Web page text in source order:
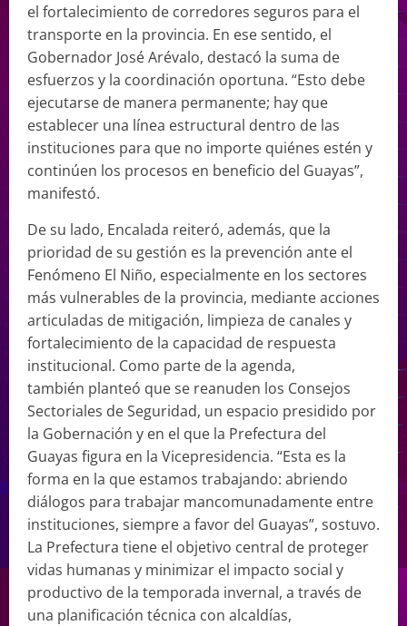
el fortalecimiento de corredores seguros para el
transporte en la provincia. En ese sentido, el
Gobernador José Arévalo, destacó la suma de
esfuerzos y la coordinación oportuna. “Esto debe
ejecutarse de manera permanente; hay que
establecer una línea estructural dentro de las
instituciones para que no importe quiénes estén y
continúen los procesos en beneficio del Guayas”,
manifestó.
De su lado, Encalada reiteró, además, que la
prioridad de su gestión es la prevención ante el
Fenómeno El Niño, especialmente en los sectores
más vulnerables de la provincia, mediante acciones
articuladas de mitigación, limpieza de canales y
fortalecimiento de la capacidad de respuesta
institucional. Como parte de la agenda,
también planteó que se reanuden los Consejos
Sectoriales de Seguridad, un espacio presidido por
la Gobernación y en el que la Prefectura del
Guayas figura en la Vicepresidencia. “Esta es la
forma en la que estamos trabajando: abriendo
diálogos para trabajar mancomunadamente entre
instituciones, siempre a favor del Guayas”, sostuvo.
La Prefectura tiene el objetivo central de proteger
vidas humanas y minimizar el impacto social y
productivo de la temporada invernal, a través de
una planificación técnica con alcaldías,